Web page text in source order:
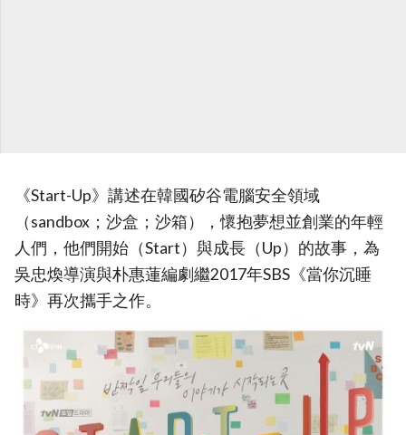
《Start-Up》講述在韓國矽谷電腦安全領域
（sandbox；沙盒；沙箱），懷抱夢想並創業的年輕
人們，他們開始（Start）與成長（Up）的故事，為
吳忠煥導演與朴惠蓮編劇繼2017年SBS《當你沉睡
時》再次攜手之作。